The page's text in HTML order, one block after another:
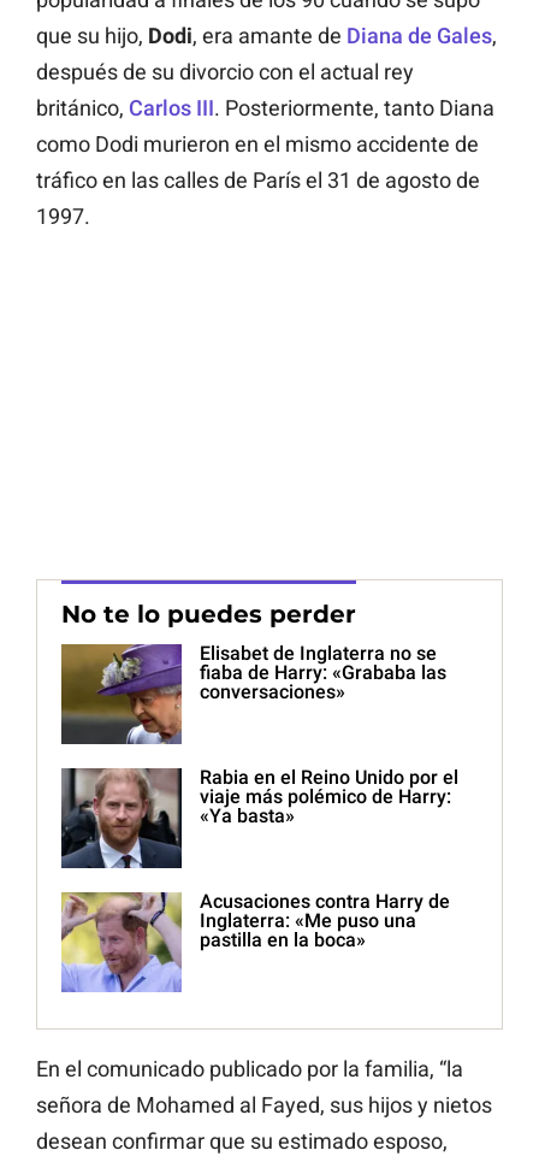
que su hijo, Dodi, era amante de Diana de Gales,
después de su divorcio con el actual rey
británico, Carlos III. Posteriormente, tanto Diana
como Dodi murieron en el mismo accidente de
tráfico en las calles de París el 31 de agosto de
1997.
No te lo puedes perder
Elisabet de Inglaterra no se
fiaba de Harry: «Grababa las
conversaciones»
Rabia en el Reino Unido por el
viaje más polémico de Harry:
«Ya basta»
Acusaciones contra Harry de
Inglaterra: «Me puso una
pastilla en la boca»
En el comunicado publicado por la familia, “la
señora de Mohamed al Fayed, sus hijos y nietos
desean confirmar que su estimado esposo,